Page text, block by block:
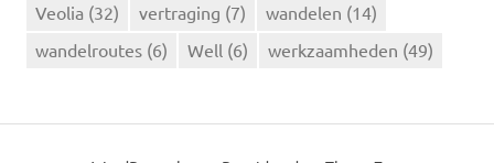
Veolia (32) vertraging (7) wandelen (14)
wandelroutes (6) Well (6) werkzaamheden (49)